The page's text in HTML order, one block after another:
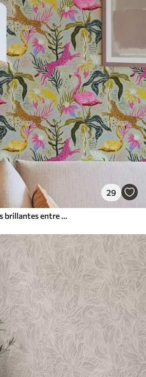
29
Flamencos y leopardos brillantes entre plantas tropicales